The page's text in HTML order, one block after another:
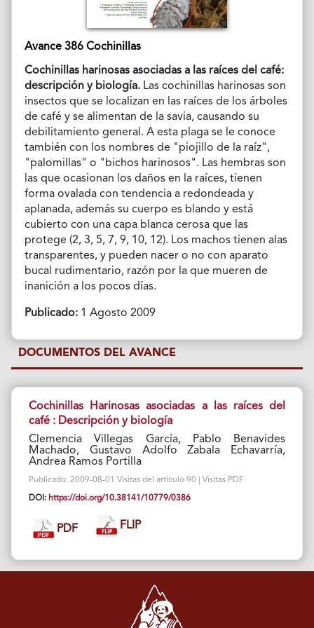
Avance 386 Cochinillas
Cochinillas harinosas asociadas a las raíces del café:
descripción y biología. Las cochinillas harinosas son
insectos que se localizan en las raíces de los árboles
de café y se alimentan de la savia, causando su
debilitamiento general. A esta plaga se le conoce
también con los nombres de "piojillo de la raíz",
"palomillas" o "bichos harinosos". Las hembras son
las que ocasionan los daños en la raíces, tienen
forma ovalada con tendencia a redondeada y
aplanada, además su cuerpo es blando y está
cubierto con una capa blanca cerosa que las
protege (2, 3, 5, 7, 9, 10, 12). Los machos tienen alas
transparentes, y pueden nacer o no con aparato
bucal rudimentario, razón por la que mueren de
inanición a los pocos días.
Publicado:1 Agosto 2009
DOCUMENTOS DEL AVANCE
Cochinillas Harinosas asociadas a las raíces del
café : Descripción y biología
Clemencia Villegas García, Pablo Benavides
Machado, Gustavo Adolfo Zabala Echavarría,
Andrea Ramos Portilla
Publicado: 2009-08-01 Visitas del artículo 90 | Visitas PDF
DOI: https://doi.org/10.38141/10779/0386
PDF FLIP